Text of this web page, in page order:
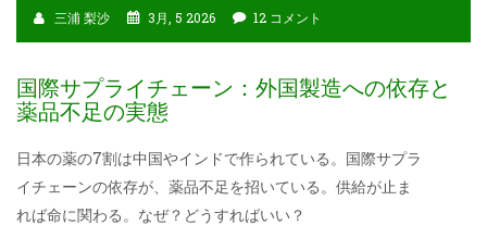
三浦 梨沙 3月, 5 2026 12 コメント
国際サプライチェーン：外国製造への依存と
薬品不足の実態
日本の薬の7割は中国やインドで作られている。国際サプラ
イチェーンの依存が、薬品不足を招いている。供給が止ま
れば命に関わる。なぜ？どうすればいい？